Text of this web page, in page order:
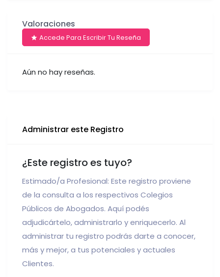
Valoraciones
Accede Para Escribir Tu Reseña
Aún no hay reseñas.
Administrar este Registro
¿Este registro es tuyo?
Estimado/a Profesional: Este registro proviene
de la consulta a los respectivos Colegios
Públicos de Abogados. Aquí podés
adjudicártelo, administrarlo y enriquecerlo. Al
administrar tu registro podrás darte a conocer,
más y mejor, a tus potenciales y actuales
Clientes.